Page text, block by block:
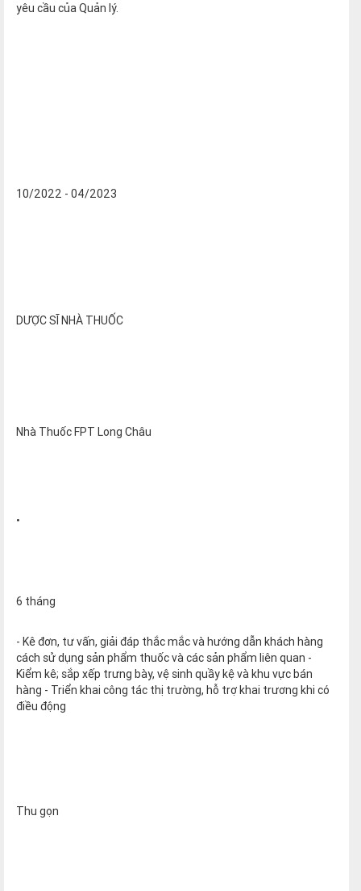
yêu cầu của Quản lý.
10/2022 - 04/2023
DƯỢC SĨ NHÀ THUỐC
Nhà Thuốc FPT Long Châu
•
6 tháng
- Kê đơn, tư vấn, giải đáp thắc mắc và hướng dẫn khách hàng
cách sử dụng sản phẩm thuốc và các sản phẩm liên quan -
Kiểm kê; sắp xếp trưng bày, vệ sinh quầy kệ và khu vực bán
hàng - Triển khai công tác thị trường, hỗ trợ khai trương khi có
điều động
Thu gọn